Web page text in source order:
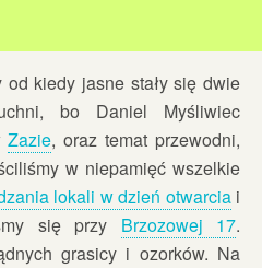
kiedy jasne stały się dwie
bo Daniel Myśliwiec
Zazie, oraz temat przewodni,
w niepamięć wszelkie
lokali w dzień otwarciai
się przy Brzozowej 17.
grasicy i ozorków. Na